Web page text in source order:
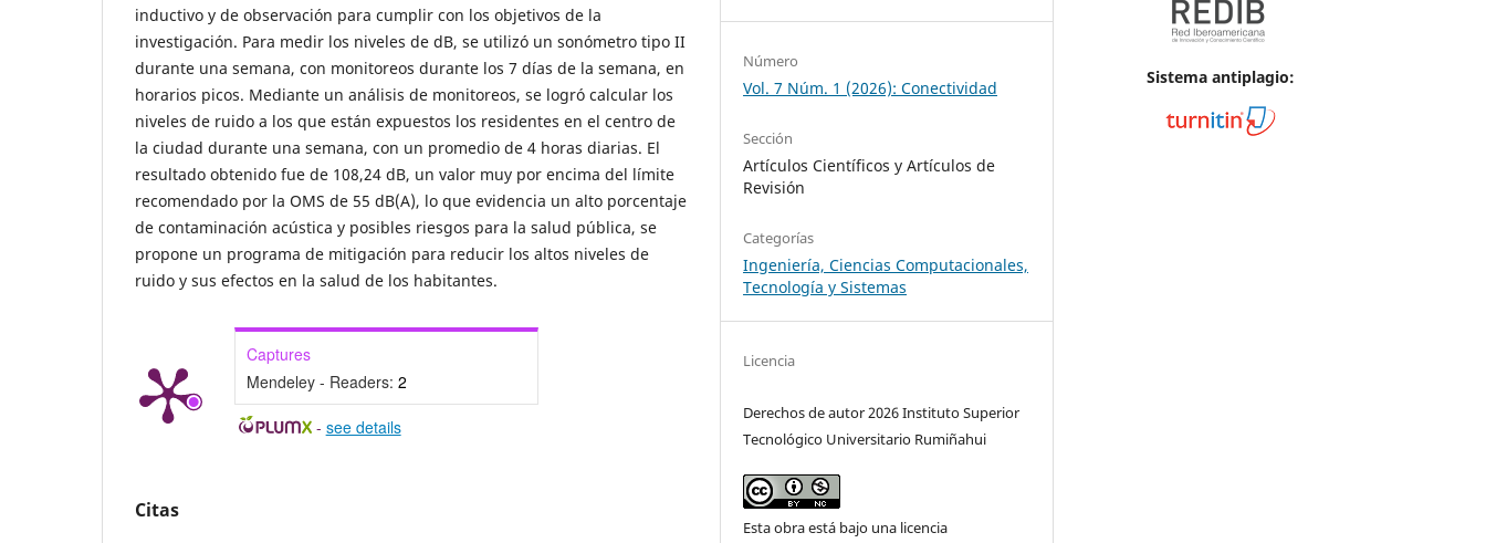
inductivo y de observación para cumplir con los objetivos de la
investigación. Para medir los niveles de dB, se utilizó un sonómetro tipo II
durante una semana, con monitoreos durante los 7 días de la semana, en
horarios picos. Mediante un análisis de monitoreos, se logró calcular los
niveles de ruido a los que están expuestos los residentes en el centro de
la ciudad durante una semana, con un promedio de 4 horas diarias. El
resultado obtenido fue de 108,24 dB, un valor muy por encima del límite
recomendado por la OMS de 55 dB(A), lo que evidencia un alto porcentaje
de contaminación acústica y posibles riesgos para la salud pública, se
propone un programa de mitigación para reducir los altos niveles de
ruido y sus efectos en la salud de los habitantes.
Captures
Mendeley - Readers: 2
- see details
Citas
Número
Vol. 7 Núm. 1 (2026): Conectividad
Sección
Artículos Científicos y Artículos de
Revisión
Categorías
Ingeniería, Ciencias Computacionales,
Tecnología y Sistemas
Licencia
Derechos de autor 2026 Instituto Superior
Tecnológico Universitario Rumiñahui
Esta obra está bajo una licencia
Sistema antiplagio: